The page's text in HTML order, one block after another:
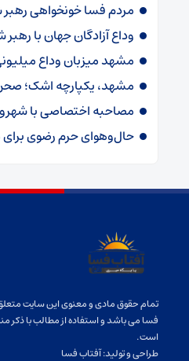
مردم فسا خونخواهی رهبر
وداع آزادگان جهان با
مشهد میزبان وداع
مشهد، یکپارچه اشک؛
مصاحبه اختصاصی با
حال‌وهوای حرم رضوی برای
تمام حقوق مادی و معنوی این سایت
فسا می باشد و استفاده از مطالب با ذکر
است.
طراحی و تولید:آفتاب فسا